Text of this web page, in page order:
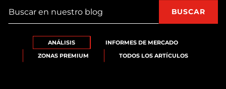
BUSCAR
ANÁLISIS
INFORMES DE MERCADO
ZONAS PREMIUM
TODOS LOS ARTÍCULOS